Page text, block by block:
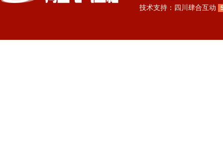
技术支持： 四川肆合互动